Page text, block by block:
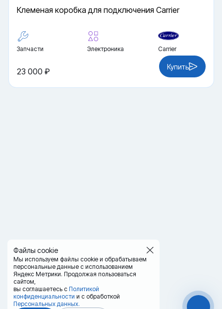
Файлы cookie
Мы используем файлы cookie и обрабатываем
персональные данные с использованием
Яндекс Метрики. Продолжая пользоваться
сайтом,
вы соглашаетесь с Политикой
конфиденциальности и с обработкой
Персональных данных.
Клеменая коробка для подключения Carrier
Запчасти Электроника Carrier
23 000 ₽ Купить